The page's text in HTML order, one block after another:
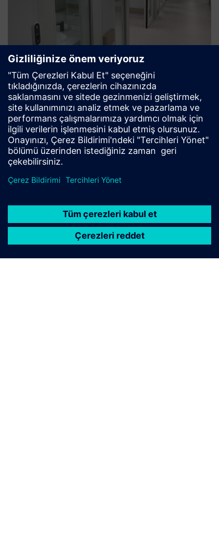
AIRLOCK(InterLock) System
The Air-Lock system minimizes pressure loss and prevents
cross-contamination by blocking gases, bacteria, UV rays,
and noise with interlocking doors.
Daha fazla bilgi edinin